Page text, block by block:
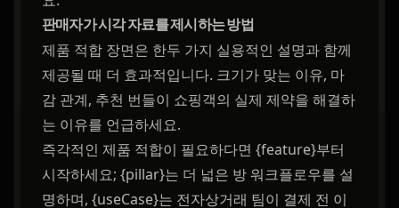
판매자가 시각 자료를 제시하는 방법
제품 적합 장면은 한두 가지 실용적인 설명과 함께
제공될 때 더 효과적입니다. 크기가 맞는 이유, 마
감 관계, 추천 번들이 쇼핑객의 실제 제약을 해결하
는 이유를 언급하세요.
즉각적인 제품 적합이 필요하다면 {feature}부터
시작하세요; {pillar}는 더 넓은 방 워크플로우를 설
명하며, {useCase}는 전자상거래 팀이 결제 전 이